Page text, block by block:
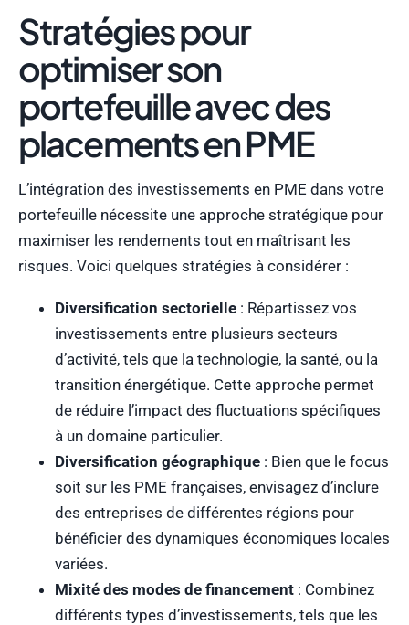
Stratégies pour
optimiser son
portefeuille avec des
placements en PME
L’intégration des investissements en PME dans votre
portefeuille nécessite une approche stratégique pour
maximiser les rendements tout en maîtrisant les
risques. Voici quelques stratégies à considérer :
Diversification sectorielle : Répartissez vos
investissements entre plusieurs secteurs
d’activité, tels que la technologie, la santé, ou la
transition énergétique. Cette approche permet
de réduire l’impact des fluctuations spécifiques
à un domaine particulier.
Diversification géographique : Bien que le focus
soit sur les PME françaises, envisagez d’inclure
des entreprises de différentes régions pour
bénéficier des dynamiques économiques locales
variées.
Mixité des modes de financement : Combinez
différents types d’investissements, tels que les